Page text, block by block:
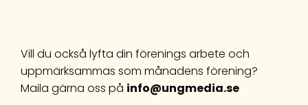
Vill du också lyfta din förenings arbete och
uppmärksammas som månadens förening?
Maila gärna oss på info@ungmedia.se